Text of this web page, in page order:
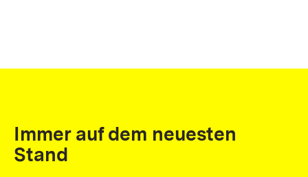
Immer auf dem neuesten
Stand